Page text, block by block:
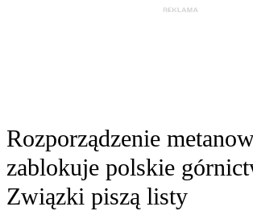
Rozporządzenie
zablokuje polskie
Związki piszą listy